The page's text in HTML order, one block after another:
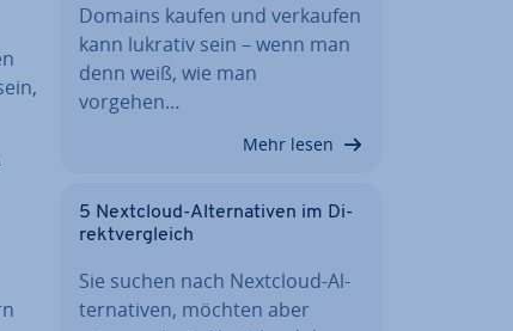
Domains kaufen und verkaufen
kann lukrativ sein – wenn man
denn weiß, wie man
vorgehen…
Mehr lesen
5 Nextcloud-Al­ter­na­ti­ven im Di­
rekt­ver­gleich
Sie suchen nach Nextcloud-Al­
ter­na­ti­ven, möchten aber